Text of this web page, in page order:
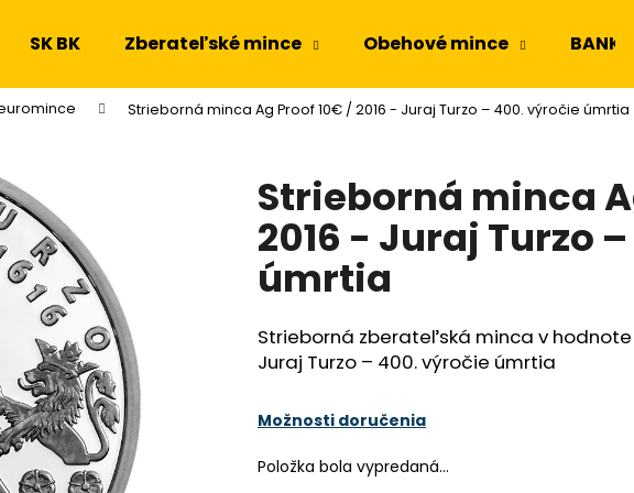
SK BK Zberateľské mince Obehové mince
Strieborná minca Ag Proof 10€ / 2016 - Juraj Turzo – 400. výročie úmrtia
Strieborná minca
2016 - Juraj Turzo
úmrtia
Strieborná zberateľská minca v hodnote
Juraj Turzo – 400. výročie úmrtia
Možnosti doručenia
Položka bola vypredaná…
Čo potrebujete nájsť?
HĽADAŤ
Odporúčame